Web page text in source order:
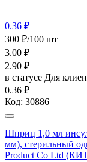
0.36 ₽
300 ₽/100 шт
3.00 ₽
2.90 ₽
в статусе Для
0.36 ₽
Код: 30886
Шприц 1,0 мл
мм), стерильный
Product Co Ltd